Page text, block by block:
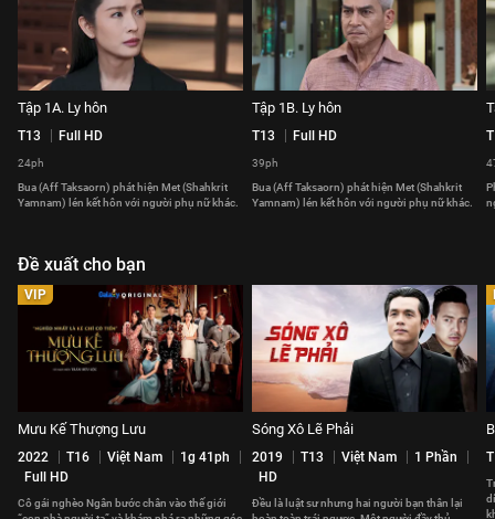
Tập 1A. Ly hôn
T13 Full HD
24ph
Bua (Aff Taksaorn) phát hiện Met (Shahkrit
Yamnam) lén kết hôn với người phụ nữ khác.
Tập 1B. Ly hôn
T13 Full HD
39ph
Bua (Aff Taksaorn) phát hiện Met (Shahkrit
Yamnam) lén kết hôn với người phụ nữ khác.
Đề xuất cho bạn
VIP
Mưu Kế Thượng Lưu
2022 T16 Việt Nam
1g 41ph
Full HD
Cô gái nghèo Ngân bước chân vào thế giới
Sóng Xô Lẽ Phải
2019 T13 Việt Nam
1 Phần
HD
Đều là luật sư nhưng hai người bạn thân lại